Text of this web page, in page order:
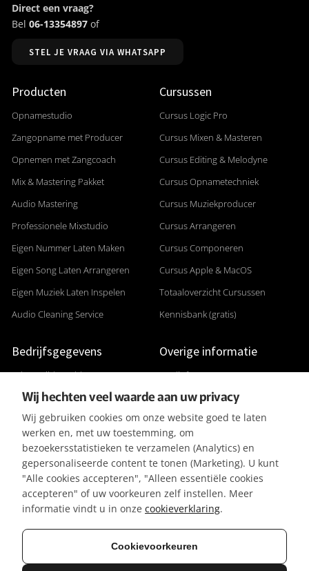
Direct een vraag?
Bel 06-13354897 of
STEL JE VRAAG VIA WHATSAPP
Producten
Opnamestudio
Zangopname met Producer
Opnemen met Zangcoach
Mix & Mastering Pakket
Audio Mastering
Professionele Mixstudio
Eigen Nummer Laten Maken
Eigen Song Laten Arrangeren
Eigen Muziek Laten Inspelen
Audio Cleaning Service
Cursussen
Cursus Logic Pro
Cursus Mixen & Masteren
Cursus Editing & Melodyne
Cursus Opnametechniek
Cursus Muziekproducer
Cursus Arrangeren
Cursus Componeren
Cursus Apple & MacOS
Totaaloverzicht Cursussen
Kennisbank (gratis)
Bedrijfsgegevens
Adres: Gildenveld 89
3892 DE Zeewolde
+31 (0) 36 5226807
KVK 32096182
BTW-ID NL001391737B50
IBAN NL42KNAB0257116370
BIC KNABNL2H
Gratis parkeergelegenheid
Overige informatie
Studiofoto's
Apparatuurlijst
Aanleverspecificaties
Reviews & Recensies
Privacyverklaring
Algemene Voorwaarden
Referenties / Klanten
Vacatures
Wij hechten veel waarde aan uw privacy
Wij gebruiken cookies om onze website goed te laten
werken en, met uw toestemming, om
bezoekersstatistieken te verzamelen (Analytics) en
gepersonaliseerde content te tonen (Marketing). U kunt
"Alle cookies accepteren", "Alleen essentiële cookies
accepteren" of uw voorkeuren zelf instellen. Meer
informatie vindt u in onze cookieverklaring.
Cookievoorkeuren